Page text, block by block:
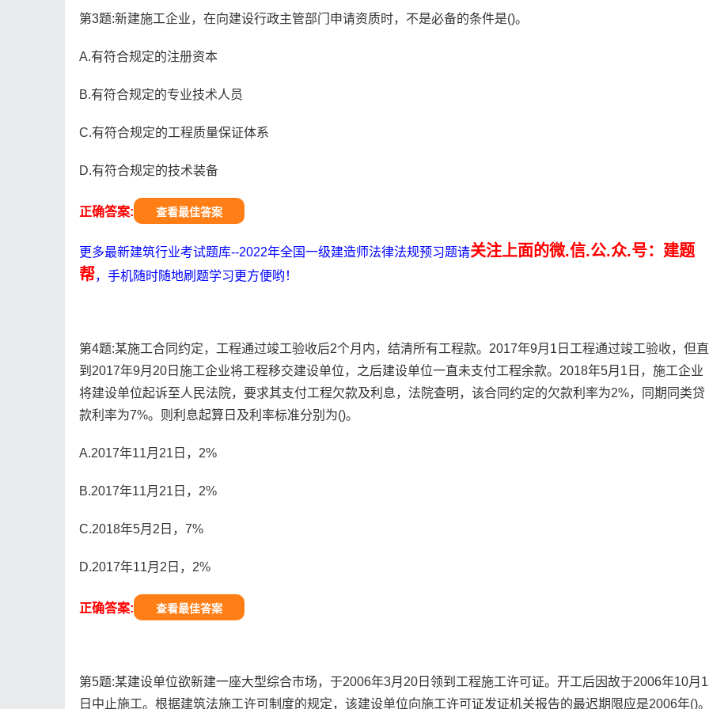
第3题:新建施工企业，在向建设行政主管部门申请资质时，不是必备的条件是()。
A.有符合规定的注册资本
B.有符合规定的专业技术人员
C.有符合规定的工程质量保证体系
D.有符合规定的技术装备
正确答案: 查看最佳答案
更多最新建筑行业考试题库--2022年全国一级建造师法律法规预习题请关注上面的微.信.公.众.号：建题
帮，手机随时随地刷题学习更方便哟！
第4题:某施工合同约定，工程通过竣工验收后2个月内，结清所有工程款。2017年9月1日工程通过竣工验收，但直
到2017年9月20日施工企业将工程移交建设单位，之后建设单位一直未支付工程余款。2018年5月1日，施工企业
将建设单位起诉至人民法院，要求其支付工程欠款及利息，法院查明，该合同约定的欠款利率为2%，同期同类贷
款利率为7%。则利息起算日及利率标准分别为()。
A.2017年11月21日，2%
B.2017年11月21日，2%
C.2018年5月2日，7%
D.2017年11月2日，2%
正确答案: 查看最佳答案
第5题:某建设单位欲新建一座大型综合市场，于2006年3月20日领到工程施工许可证。开工后因故于2006年10月
日中止施工。根据建筑法施工许可制度的规定，该建设单位向施工许可证发证机关报告的最迟期限应是2006年()